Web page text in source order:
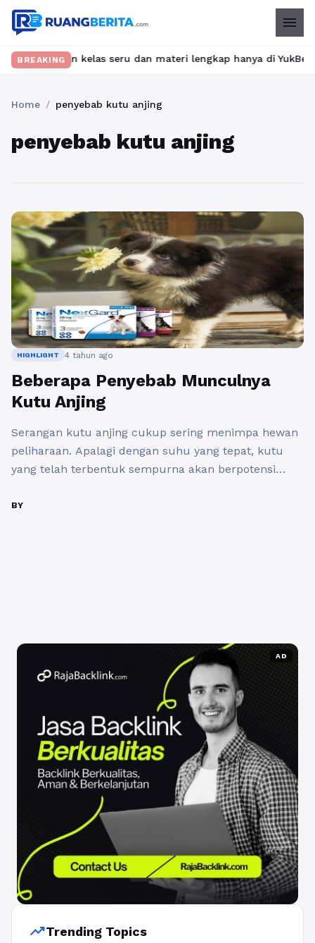
menu
BREAKINGkelas seru dan materi lengkap hanya di
Home / penyebab kutu anjing
penyebab kutu anjing
HIGHLIGHT 4 tahun ago
Beberapa Penyebab Munculnya
Kutu Anjing
Serangan kutu anjing cukup sering menimpa hewan
peliharaan. Apalagi dengan suhu yang tepat, kutu
yang telah terbentuk sempurna akan berpotensi
hari. Air liur yang akan dihasilkan kutu bisa
BY
AD
trending_upTrending Topics